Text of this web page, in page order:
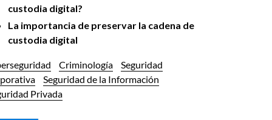
custodia digital?
La importancia de preservar la cadena de
custodia digital
Criminología
Seguridad
Seguridad de la Información
Privada